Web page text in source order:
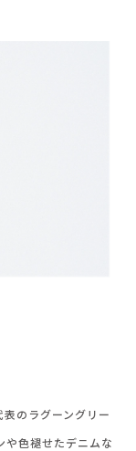
のラグーングリー
や色褪せたデニムな